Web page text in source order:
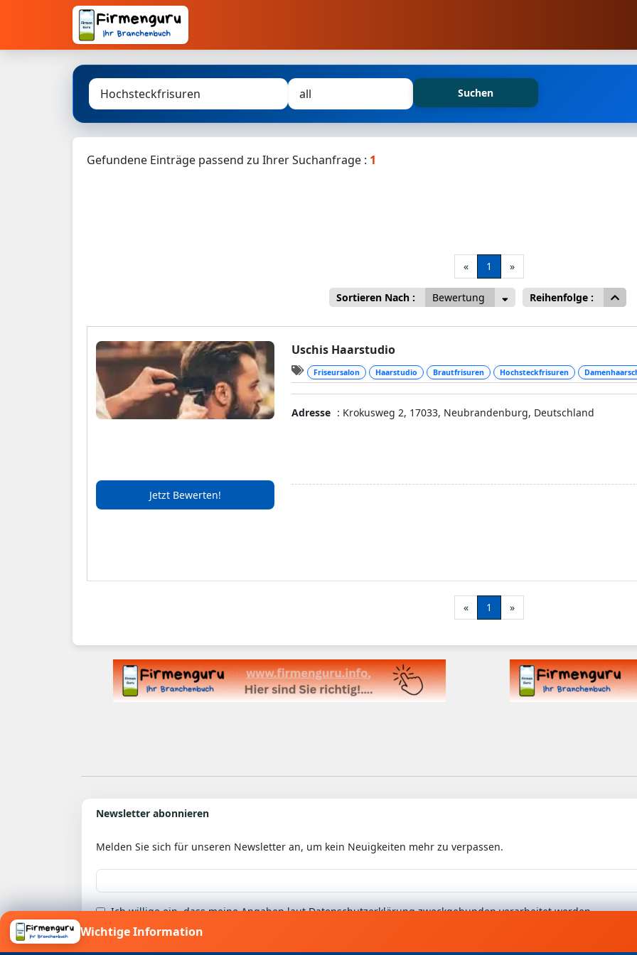
Suchen
Gefundene Einträge passend zu Ihrer Suchanfrage : 1
« 1 »
Sortieren Nach : Bewertung Reihenfolge :
Uschis Haarstudio
Friseursalon Haarstudio Brautfrisuren Hochsteckfrisuren
Adresse : Krokusweg 2, 17033, Neubrandenburg, Deutschland
Jetzt Bewerten!
« 1 »
Newsletter abonnieren
Melden Sie sich für unseren Newsletter an, um kein Neuigkeiten mehr zu verpassen.
Ich willige ein, dass meine Angaben laut Datenschutzerklärung zweckgebunden verarbeitet werden.
Wichtige Information